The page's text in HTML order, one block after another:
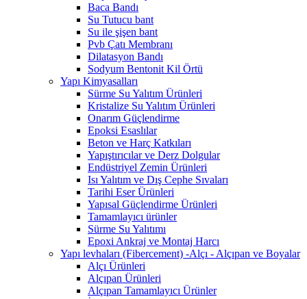
Baca Bandı
Su Tutucu bant
Su ile şişen bant
Pvb Çatı Membranı
Dilatasyon Bandı
Sodyum Bentonit Kil Örtü
Yapı Kimyasalları
Sürme Su Yalıtım Ürünleri
Kristalize Su Yalıtım Ürünleri
Onarım Güçlendirme
Epoksi Esaslılar
Beton ve Harç Katkıları
Yapıştırıcılar ve Derz Dolgular
Endüstriyel Zemin Ürünleri
Isı Yalıtım ve Dış Cephe Sıvaları
Tarihi Eser Ürünleri
Yapısal Güçlendirme Ürünleri
Tamamlayıcı ürünler
Sürme Su Yalıtımı
Epoxi Ankraj ve Montaj Harcı
Yapı levhaları (Fibercement) -Alçı - Alçıpan ve Boyalar
Alçı Ürünleri
Alçıpan Ürünleri
Alçıpan Tamamlayıcı Ürünler